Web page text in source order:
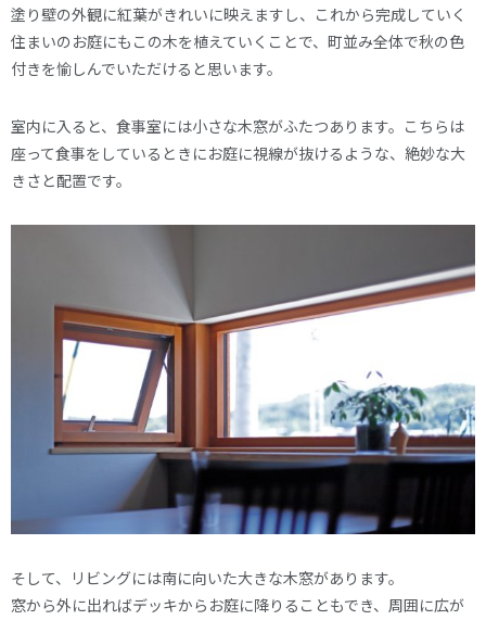
塗り壁の外観に紅葉がきれいに映えますし、これから完成していく
住まいのお庭にもこの木を植えていくことで、町並み全体で秋の色
付きを愉しんでいただけると思います。
室内に入ると、食事室には小さな木窓がふたつあります。こちらは
座って食事をしているときにお庭に視線が抜けるような、絶妙な大
きさと配置です。
そして、リビングには南に向いた大きな木窓があります。
窓から外に出ればデッキからお庭に降りることもでき、周囲に広が